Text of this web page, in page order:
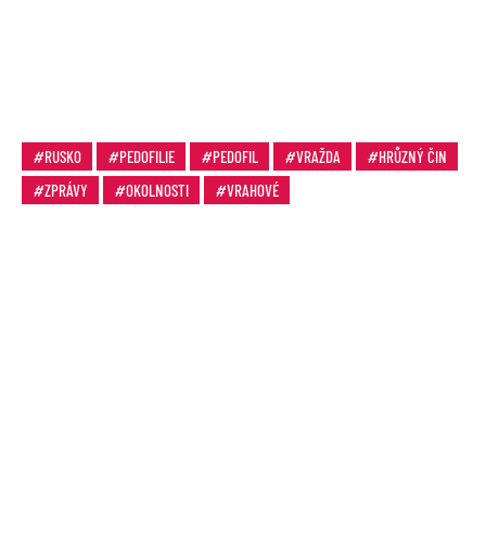
RUSKO PEDOFILIE PEDOFIL VRAŽDA
HRŮZNÝ ČIN
ZPRÁVY
OKOLNOSTI VRAHOVÉ